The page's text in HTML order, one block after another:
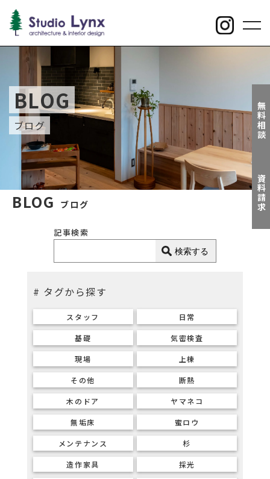
無料相談
資料請求
BLOG
ブログ
BLOG ブログ
記事検索
検索する
# タグから探す
スタッフ 日常
基礎 気密検査
現場 上棟
その他 断熱
木のドア ヤマネコ
無垢床 蜜ロウ
メンテナンス 杉
造作家具 採光